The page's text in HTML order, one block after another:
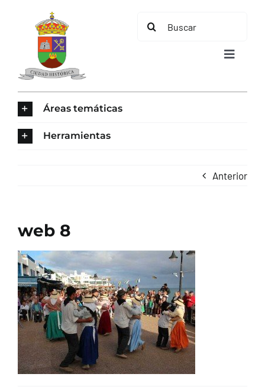
contenido
Buscar:
Toggle
CONTACTO
Áreas temáticas
Herramientas
Anterior
web 8